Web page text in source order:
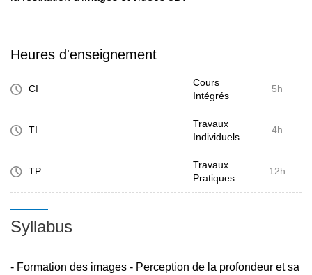
Heures d'enseignement
CI
Cours
Intégrés
5h
TI
Travaux
Individuels
4h
TP
Travaux
Pratiques
12h
Syllabus
- Formation des images - Perception de la profondeur et sa